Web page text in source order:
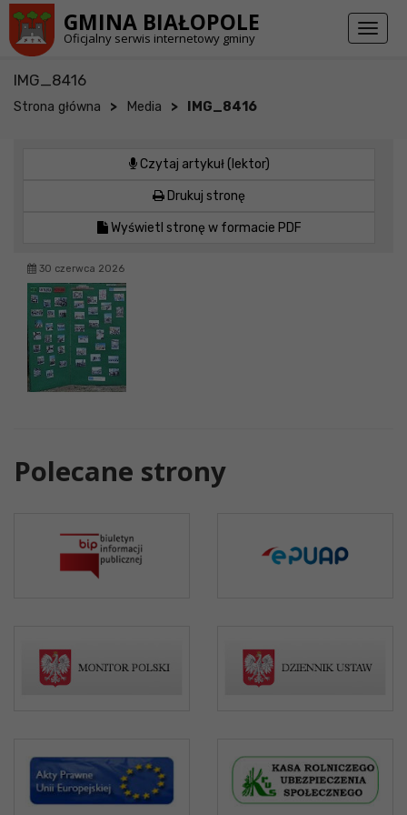
GMINA BIAŁOPOLE
Oficjalny serwis internetowy gminy
Toggle
IMG_8416
Strona główna > Media > IMG_8416
Czytaj artykuł (lektor)
Drukuj stronę
Wyświetl stronę w formacie PDF
30 czerwca 2026
Polecane strony